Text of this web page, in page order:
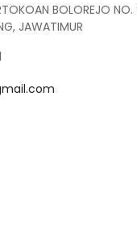
BOLOREJO
JAWATIMUR